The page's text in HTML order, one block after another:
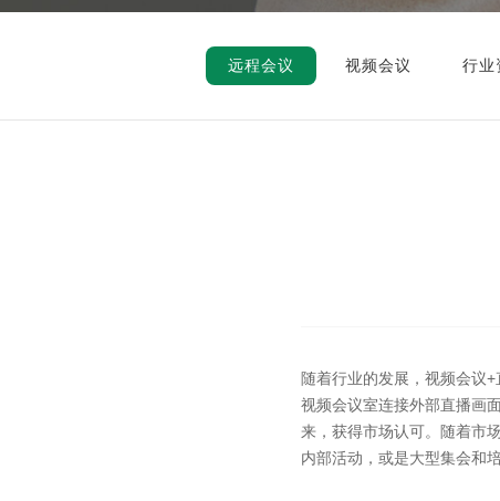
远程会议 视频会议 行业
随着行业的发展，视频会议
视频会议室连接外部直播画
来，获得市场认可。随着市
内部活动，或是大型集会和